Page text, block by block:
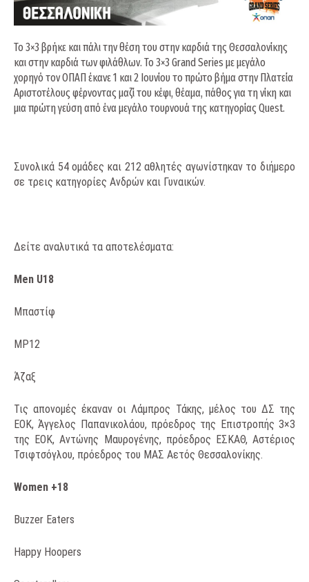
Το 3×3 βρήκε και πάλι την θέση του στην καρδιά της Θεσσαλονίκης
και στην καρδιά των φιλάθλων. Το 3×3 Grand Series με μεγάλο
χορηγό τον ΟΠΑΠ έκανε 1 και 2 Ιουνίου το πρώτο βήμα στην Πλατεία
Αριστοτέλους φέρνοντας μαζί του κέφι, θέαμα, πάθος για τη νίκη και
μια πρώτη γεύση από ένα μεγάλο τουρνουά της κατηγορίας Quest.
Συνολικά 54 ομάδες και 212 αθλητές αγωνίστηκαν το διήμερο
σε τρεις κατηγορίες Ανδρών και Γυναικών.
Δείτε αναλυτικά τα αποτελέσματα:
Men U18
Μπαστίφ
ΜΡ12
Άζαξ
Τις απονομές έκαναν οι Λάμπρος Τάκης, μέλος του ΔΣ της
ΕΟΚ, Άγγελος Παπανικολάου, πρόεδρος της Επιστροπής 3×3
της ΕΟΚ, Αντώνης Μαυρογένης, πρόεδρος ΕΣΚΑΘ, Αστέριος
Τσιφτσόγλου, πρόεδρος του ΜΑΣ Αετός Θεσσαλονίκης.
Women +18
Buzzer Eaters
Happy Hoopers